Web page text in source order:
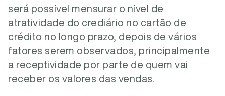
será possível mensurar o nível de
atratividade do crediário no cartão de
crédito no longo prazo, depois de vários
fatores serem observados, principalmente
a receptividade por parte de quem vai
receber os valores das vendas.